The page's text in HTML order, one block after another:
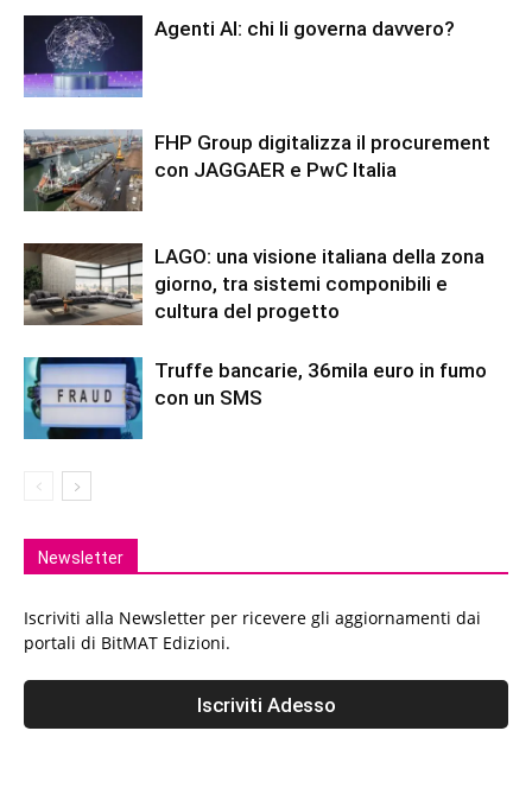
Agenti AI: chi li governa davvero?
FHP Group digitalizza il procurement
con JAGGAER e PwC Italia
LAGO: una visione italiana della zona
giorno, tra sistemi componibili e
cultura del progetto
Truffe bancarie, 36mila euro in fumo
con un SMS
Newsletter
Iscriviti alla Newsletter per ricevere gli aggiornamenti dai
portali di BitMAT Edizioni.